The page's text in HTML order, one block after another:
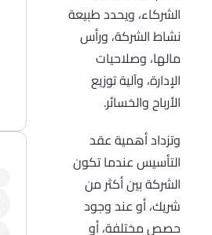
الشركاء، ويحدد طبيعة
نشاط الشركة، ورأس
مالها، وصلاحيات
الإدارة، وآلية توزيع
الأرباح والخسائر.
وتزداد أهمية عقد
التأسيس عندما تكون
الشركة بين أكثر من
شريك، أو عند وجود
حصص مختلفة، أو